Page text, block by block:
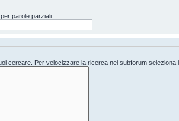
parole parziali.
cercare. Per velocizzare la ricerca nei subforum seleziona